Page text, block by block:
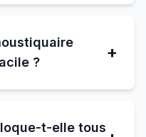
?
+
t-elle tous